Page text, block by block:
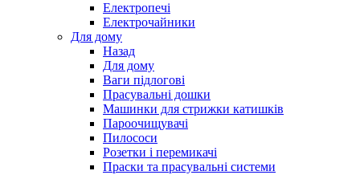
Електропечі
Електрочайники
Для дому
Назад
Для дому
Ваги підлогові
Прасувальні дошки
Машинки для стрижки катишків
Пароочищувачі
Пилососи
Розетки і перемикачі
Праски та прасувальні системи